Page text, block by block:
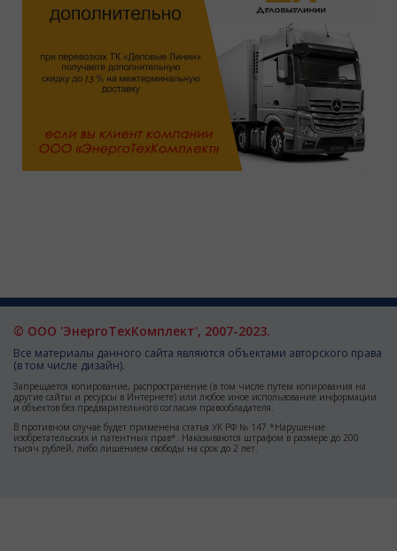
© ООО 'ЭнергоТехКомплект', 2007-2023.
Все материалы данного сайта являются объектами авторского права
(в том числе дизайн).
Запрещается копирование, распространение (в том числе путем копирования на
другие сайты и ресурсы в Интернете) или любое иное использование информации
и объектов без предварительного согласия правообладателя.
В противном случае будет применена статья УК РФ № 147 *Нарушение
изобретательских и патентных прав*. Наказываются штрафом в размере до 200
тысяч рублей, либо лишением свободы на срок до 2 лет.